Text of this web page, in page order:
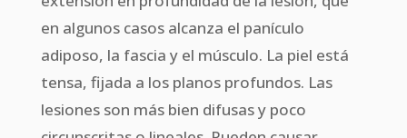
en algunos casos alcanza el panículo
adiposo, la fascia y el músculo. La piel está
tensa, fijada a los planos profundos. Las
lesiones son más bien difusas y poco